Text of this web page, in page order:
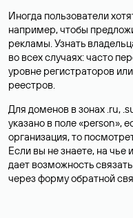
Иногда пользователи
например, чтобы
рекламы. Узнать
во всех случаях: часто
уровне регистраторов
реестров.
Для доменов в зонах .ru,
указано в поле «person»,
организация, то
Если вы не знаете, на
дает возможность
через форму обратной